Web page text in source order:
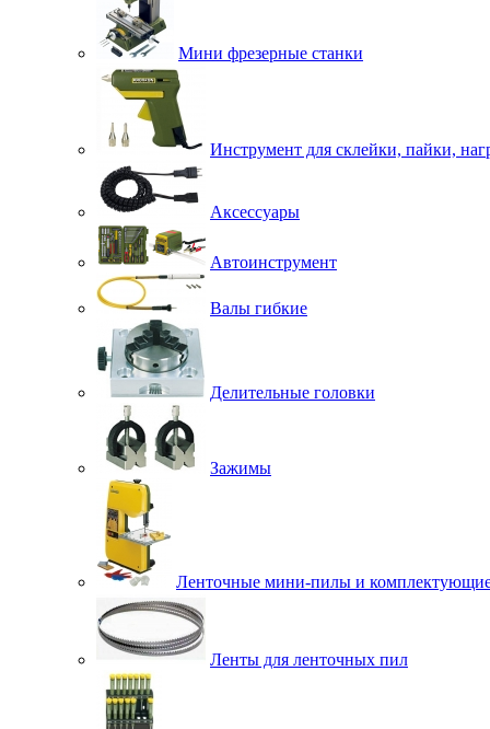
Мини фрезерные станки
Инструмент для склейки, пайки,
Аксессуары
Автоинструмент
Валы гибкие
Делительные головки
Зажимы
Ленточные мини-пилы и
Ленты для ленточных пил